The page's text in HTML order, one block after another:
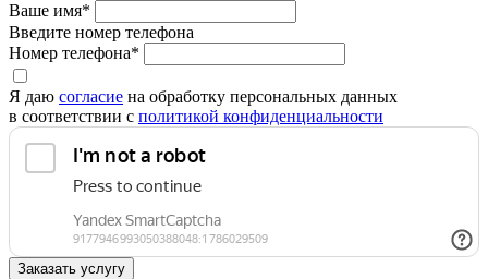
Ваше имя*
Введите номер телефона
Номер телефона*
Я даю согласие на обработку персональных данных
в соответствии с политикой конфиденциальности